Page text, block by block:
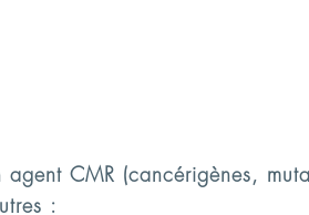
CMR (cancérigènes,
: